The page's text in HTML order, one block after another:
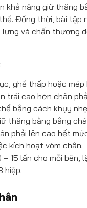
khả năng giữ thăng
Đồng thời, bài tập
và chấn thương
ghế thấp hoặc mép
trái cao hơn chân
bằng cách khụy
thăng bằng bằng
phải lên cao hết
kích hoạt vòm chân.
– 15 lần cho mỗi bên,
hiệp.